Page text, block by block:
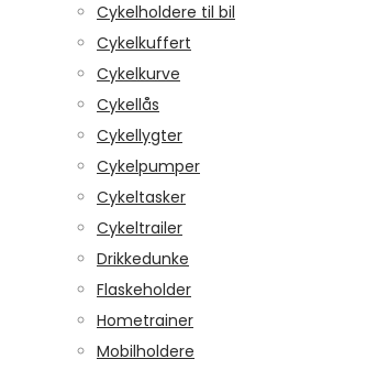
Cykelholdere til bil
Cykelkuffert
Cykelkurve
Cykellås
Cykellygter
Cykelpumper
Cykeltasker
Cykeltrailer
Drikkedunke
Flaskeholder
Hometrainer
Mobilholdere